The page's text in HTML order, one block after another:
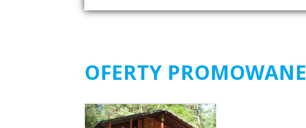
OFERTY PROMOWANE